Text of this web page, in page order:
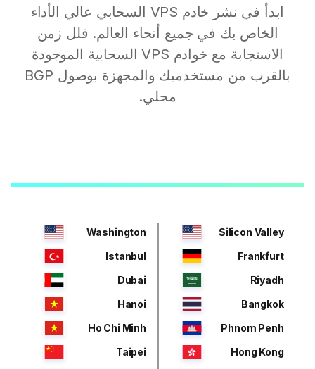
ابدأ في نشر خادم VPS السحابي عالي الأداء
الخاص بك في جميع أنحاء العالم. قلل زمن
الاستجابة مع خوادم VPS السحابية الموجودة
بالقرب من مستخدميك والمجهزة بوصول BGP
محلي.
Silicon Valley
Washington
Frankfurt
Istanbul
Riyadh
Dubai
Bangkok
Hanoi
Phnom Penh
Ho Chi Minh
Hong Kong
Taipei